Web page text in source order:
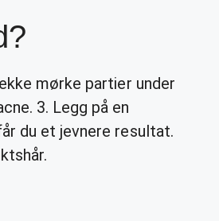
mørke partier under
3. Legg på en
du et jevnere resultat.